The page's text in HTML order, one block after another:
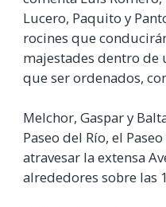
Lucero, Paquito y
rocines que
majestades dentro
que ser ordenados,
Melchor, Gaspar y
Paseo del Río, el
atravesar la extensa
alrededores sobre las